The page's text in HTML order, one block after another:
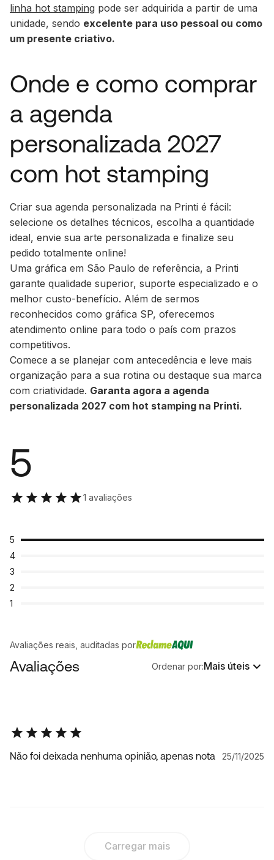
linha hot stamping pode ser adquirida a partir de uma
unidade, sendo excelente para uso pessoal ou como
um presente criativo.
Onde e como comprar
a agenda
personalizada 2027
com hot stamping
Criar sua agenda personalizada na Printi é fácil:
selecione os detalhes técnicos, escolha a quantidade
ideal, envie sua arte personalizada e finalize seu
pedido totalmente online!
Uma gráfica em São Paulo de referência, a Printi
garante qualidade superior, suporte especializado e o
melhor custo-benefício. Além de sermos
reconhecidos como gráfica SP, oferecemos
atendimento online para todo o país com prazos
competitivos.
Comece a se planejar com antecedência e leve mais
organização para a sua rotina ou destaque sua marca
com criatividade. Garanta agora a agenda
personalizada 2027 com hot stamping na Printi.
5
1 avaliações
5
4
3
2
1
Avaliações reais, auditadas por
Avaliações Ordenar por:Mais úteis
Não foi deixada nenhuma opinião, apenas nota 25/11/2025
Carregar mais